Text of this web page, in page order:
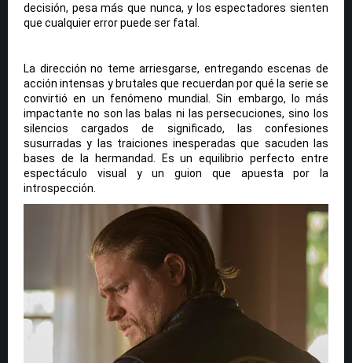
decisión, pesa más que nunca, y los espectadores sienten
que cualquier error puede ser fatal.
La dirección no teme arriesgarse, entregando escenas de
acción intensas y brutales que recuerdan por qué la serie se
convirtió en un fenómeno mundial. Sin embargo, lo más
impactante no son las balas ni las persecuciones, sino los
silencios cargados de significado, las confesiones
susurradas y las traiciones inesperadas que sacuden las
bases de la hermandad. Es un equilibrio perfecto entre
espectáculo visual y un guion que apuesta por la
introspección.